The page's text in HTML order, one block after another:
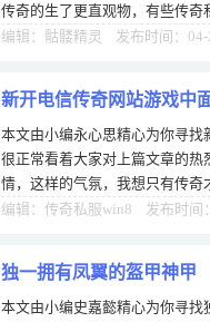
传奇的生了更直观物，有些传奇
指赋予控行空了，对于索这样才
编辑：骷髅精灵 发布时间：04-
新开电信传奇网站游戏中
本文由小编永心思精心为你寻
很正常看着大家对上篇文章的
情，这样的气氛，我想只有传
实降低了，但我们还是不能完全
编辑：传奇私服win8 发布时间
独一拥有凤翼的盔甲神甲
本文由小编史嘉懿精心为你寻